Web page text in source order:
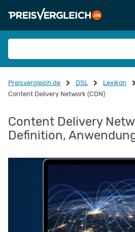
Preisvergleich.de DSL
Lexikon
Content Delivery Network (CDN)
Content Delivery
Definition,